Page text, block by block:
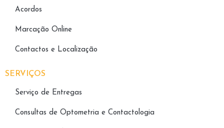
Acordos
Marcação Online
Contactos e Localização
SERVIÇOS
Serviço de Entregas
Consultas de Optometria e Contactologia​